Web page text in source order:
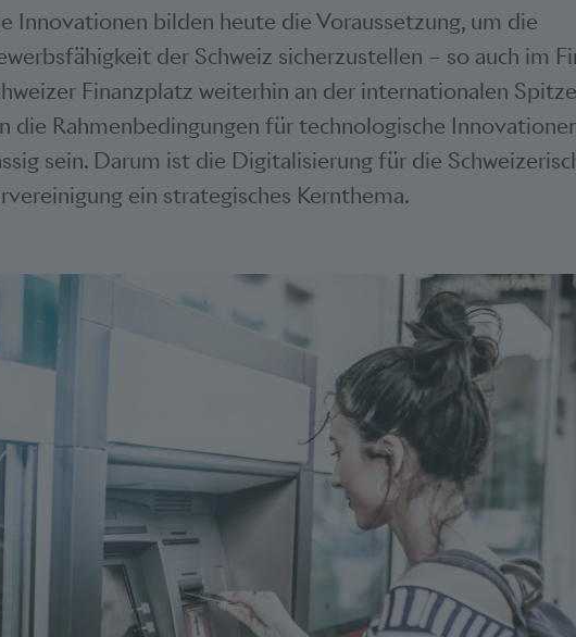
Innovationen bilden heute die Voraussetzung, um die
der Schweiz sicherzustellen – so auch im
Finanzplatz weiterhin an der internationalen
die Rahmenbedingungen für technologische
sein. Darum ist die Digitalisierung für die
ein strategisches Kernthema.